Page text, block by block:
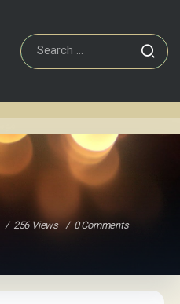
256 Views 0 Comments